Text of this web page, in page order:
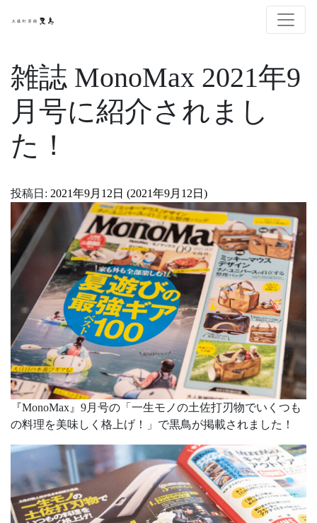
雑誌 MonoMax 2021年9
月号に紹介されまし
た！
投稿日: 2021年9月12日 (2021年9月12日)
『MonoMax』9月号の「一生モノの土佐打刃物でいくつも
の料理を美味しく格上げ！」で黒鳥が掲載されました！